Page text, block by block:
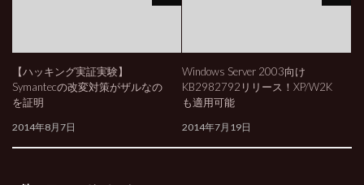
【ハッキング実証実験】
Symantecの改変対策がザルなの
を証明
2014年8月7日
Windows Server 2003向け
KB2982792リリース！XP/W2K
も適用可能
2014年7月19日